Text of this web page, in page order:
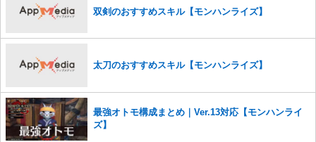
った場合は、法的措置をとらせていただく場合もございますので、あら
かじめご理解くださいませ。
双剣のおすすめスキル【モンハンライズ】
太刀のおすすめスキル【モンハンライズ】
最強オトモ構成まとめ｜Ver.13対応【モンハンライ
ズ】